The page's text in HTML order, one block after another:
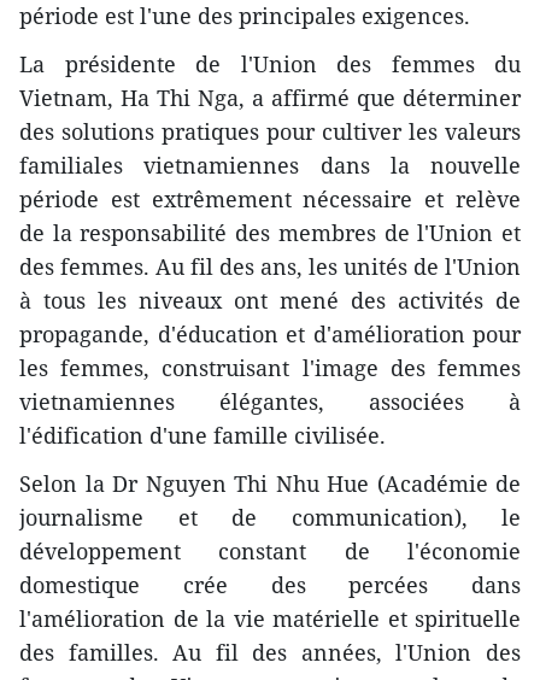
période est l'une des principales exigences.
La présidente de l'Union des femmes du
Vietnam, Ha Thi Nga, a affirmé que déterminer
des solutions pratiques pour cultiver les valeurs
familiales vietnamiennes dans la nouvelle
période est extrêmement nécessaire et relève
de la responsabilité des membres de l'Union et
des femmes. Au fil des ans, les unités de l'Union
à tous les niveaux ont mené des activités de
propagande, d'éducation et d'amélioration pour
les femmes, construisant l'image des femmes
vietnamiennes élégantes, associées à
l'édification d'une famille civilisée.
Selon la Dr Nguyen Thi Nhu Hue (Académie de
journalisme et de communication), le
développement constant de l'économie
domestique crée des percées dans
l'amélioration de la vie matérielle et spirituelle
des familles. Au fil des années, l'Union des